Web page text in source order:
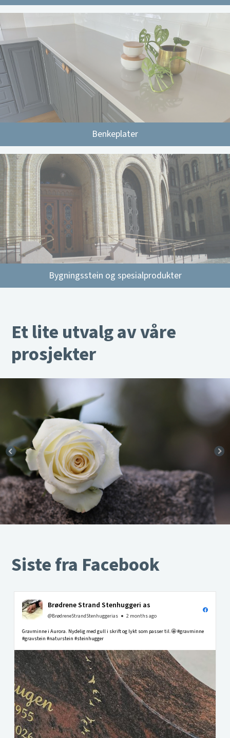
Benkeplater
Bygningsstein og spesialprodukter
Et lite utvalg av våre
prosjekter
Siste fra Facebook
Brødrene Strand Stenhuggeri as
@BrødreneStrandStenhuggerias 2 months ago
Gravminne i Aurora. Nydelig med gull i skrift og lykt som passer til.🤩 #gravminne
#gravstein #naturstein #steinhugger